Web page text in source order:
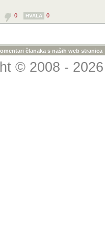
0 HVALA 0
članaka s naših web stranica
© 2008 -